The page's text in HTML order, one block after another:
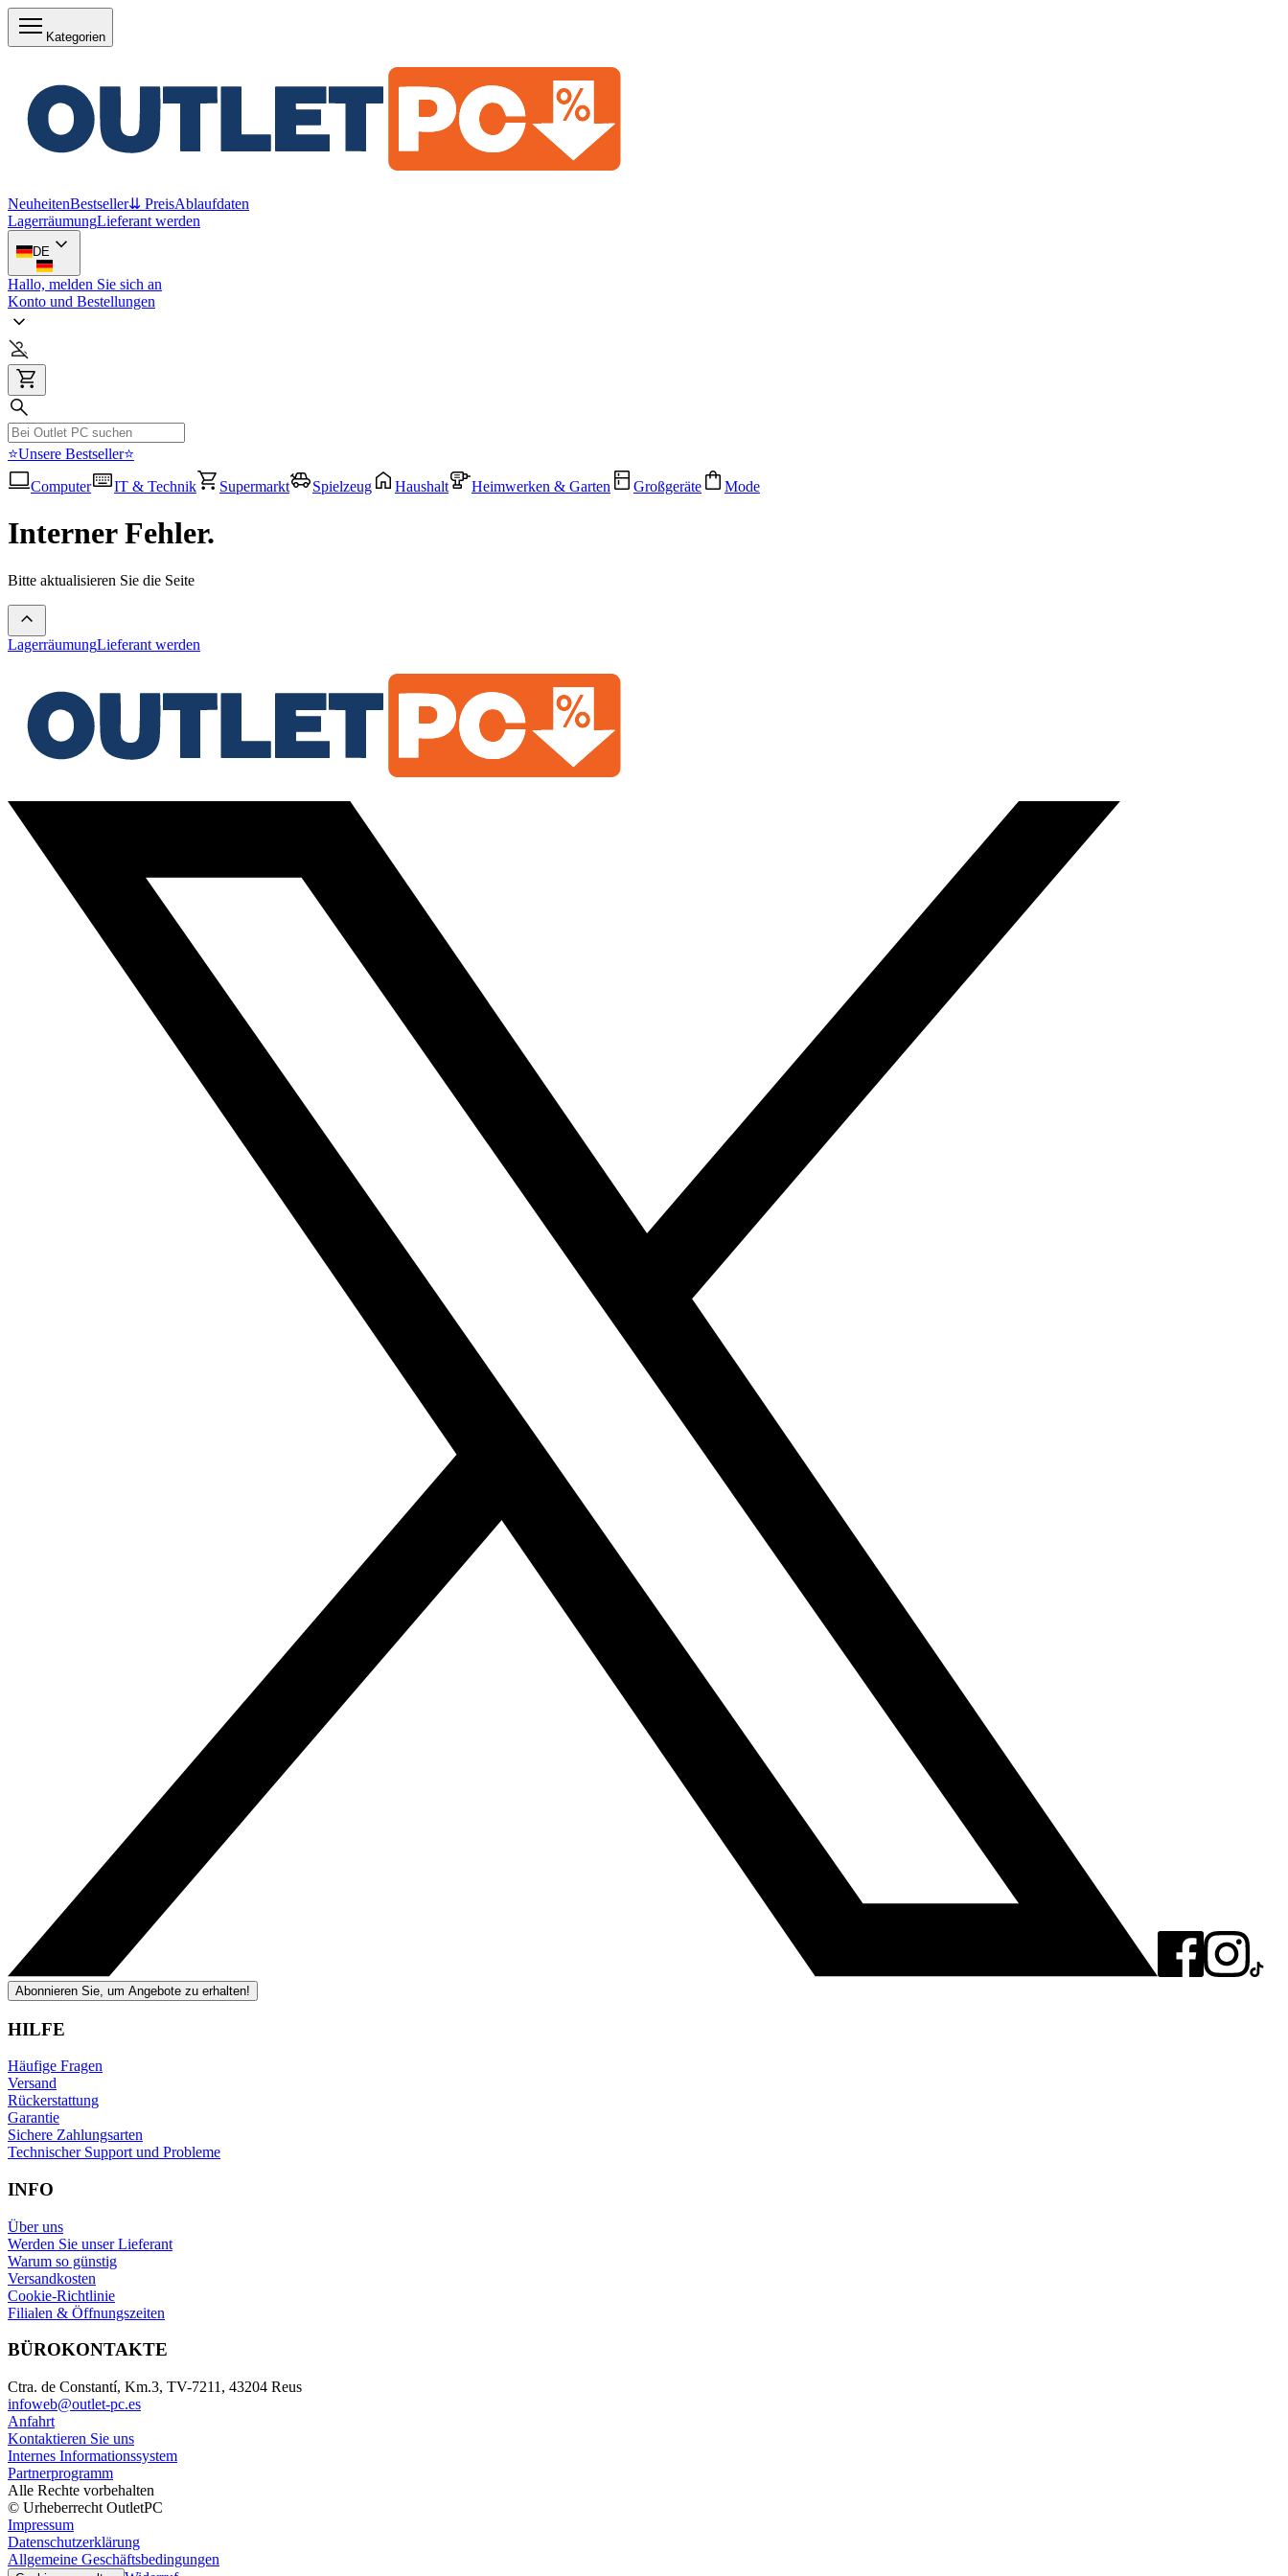
Kategorien
NeuheitenBestseller⇊ PreisAblaufdaten
LagerräumungLieferant werden
DE
Hallo, melden Sie sich an
Konto und Bestellungen
⭐Unsere Bestseller⭐
Computer
IT & Technik Supermarkt Spielzeug Haushalt Heimwerken & Garten Großgeräte Mode
Interner Fehler.
Bitte aktualisieren Sie die Seite
LagerräumungLieferant werden
Abonnieren Sie, um Angebote zu erhalten!
HILFE
Häufige Fragen
Versand
Rückerstattung
Garantie
Sichere Zahlungsarten
Technischer Support und Probleme
INFO
Über uns
Werden Sie unser Lieferant
Warum so günstig
Versandkosten
Cookie-Richtlinie
Filialen & Öffnungszeiten
BÜROKONTAKTE
Ctra. de Constantí, Km.3, TV-7211, 43204 Reus
infoweb@outlet-pc.es
Anfahrt
Kontaktieren Sie uns
Internes Informationssystem
Partnerprogramm
Alle Rechte vorbehalten
© Urheberrecht OutletPC
Impressum
Datenschutzerklärung
Allgemeine Geschäftsbedingungen